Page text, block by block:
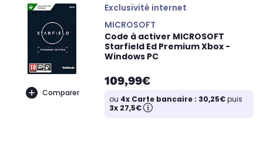
Comparer
Exclusivité internet
MICROSOFT
Code à activer MICROSOFT
Starfield Ed Premium Xbox -
Windows PC
109,99€
ou 4x Carte bancaire : 30,25€puis
3x 27,5€